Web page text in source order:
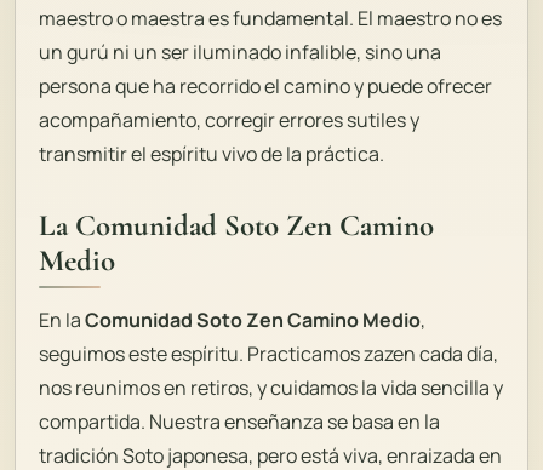
maestro o maestra es fundamental. El maestro no es
un gurú ni un ser iluminado infalible, sino una
persona que ha recorrido el camino y puede ofrecer
acompañamiento, corregir errores sutiles y
transmitir el espíritu vivo de la práctica.
La Comunidad Soto Zen Camino
Medio
En laComunidad Soto Zen Camino Medio,
seguimos este espíritu. Practicamos zazen cada día,
nos reunimos en retiros, y cuidamos la vida sencilla y
compartida. Nuestra enseñanza se basa en la
tradición Soto japonesa, pero está viva, enraizada en